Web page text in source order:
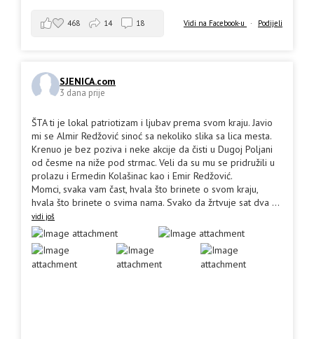
Vidi na Facebook-u · Podijeli
468 14 18
SJENICA.com
3 dana prije
ŠTA ti je lokal patriotizam i ljubav prema svom kraju. Javio
mi se Almir Redžović sinoć sa nekoliko slika sa lica mesta.
Krenuo je bez poziva i neke akcije da čisti u Dugoj Poljani
od česme na niže pod strmac. Veli da su mu se pridružili u
prolazu i Ermedin Kolašinac kao i Emir Redžović.
Momci, svaka vam čast, hvala što brinete o svom kraju,
hvala što brinete o svima nama. Svako da žrtvuje sat dva ...
vidi još